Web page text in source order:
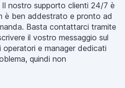
nostro supporto clienti 24/7 è
è ben addestrato e pronto ad
Basta contattarci tramite
il vostro messaggio sul
e manager dedicati
quindi non